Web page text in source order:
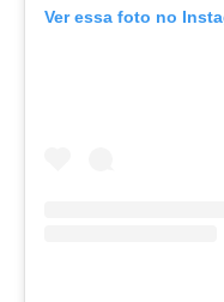
Ver essa foto no